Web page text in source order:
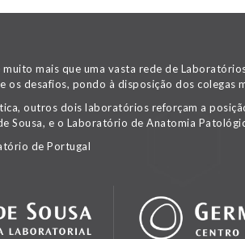
mais que uma vasta rede de
os desafios, pondo à disposição dos colegas
outros dois laboratórios reforçam a
Sousa, e o Laboratório de Anatomia
de Portugal